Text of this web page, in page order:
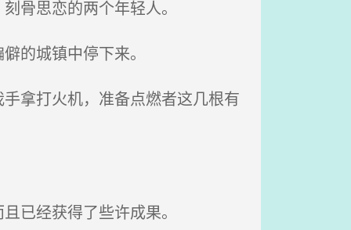
骨思恋的两个年轻人。
的城镇中停下来。
拿打火机，准备点燃者这几根有
已经获得了些许成果。